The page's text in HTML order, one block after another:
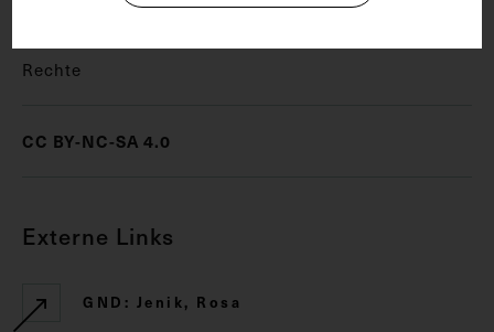
Rechte
CC BY-NC-SA 4.0
Externe Links
GND: Jenik, Rosa